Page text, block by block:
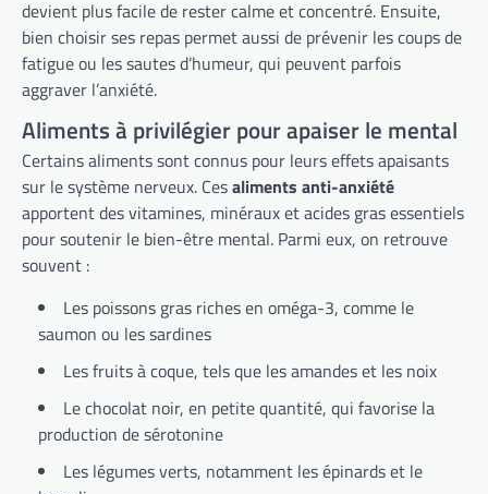
devient plus facile de rester calme et concentré. Ensuite,
bien choisir ses repas permet aussi de prévenir les coups de
fatigue ou les sautes d’humeur, qui peuvent parfois
aggraver l’anxiété.
Aliments à privilégier pour apaiser le mental
Certains aliments sont connus pour leurs effets apaisants
sur le système nerveux. Cesaliments anti-anxiété
apportent des vitamines, minéraux et acides gras essentiels
pour soutenir le bien-être mental. Parmi eux, on retrouve
souvent :
Les poissons gras riches en oméga-3, comme le
saumon ou les sardines
Les fruits à coque, tels que les amandes et les noix
Le chocolat noir, en petite quantité, qui favorise la
production de sérotonine
Les légumes verts, notamment les épinards et le